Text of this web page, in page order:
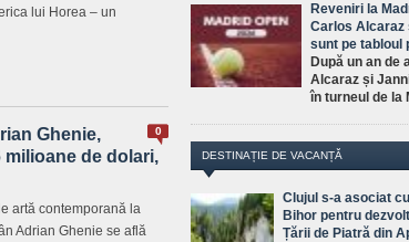
lui Horea – un
0
Ghenie,
milioane de dolari,
artă contemporană la
Adrian Ghenie se află
Reveniri la
Carlos Alcaraz
sunt pe tabloul
După un an de
Alcaraz și
în turneul de la
DESTINAȚIE DE VACANȚĂ
Clujul s-a asociat
Bihor pentru
Țării de Piatră din